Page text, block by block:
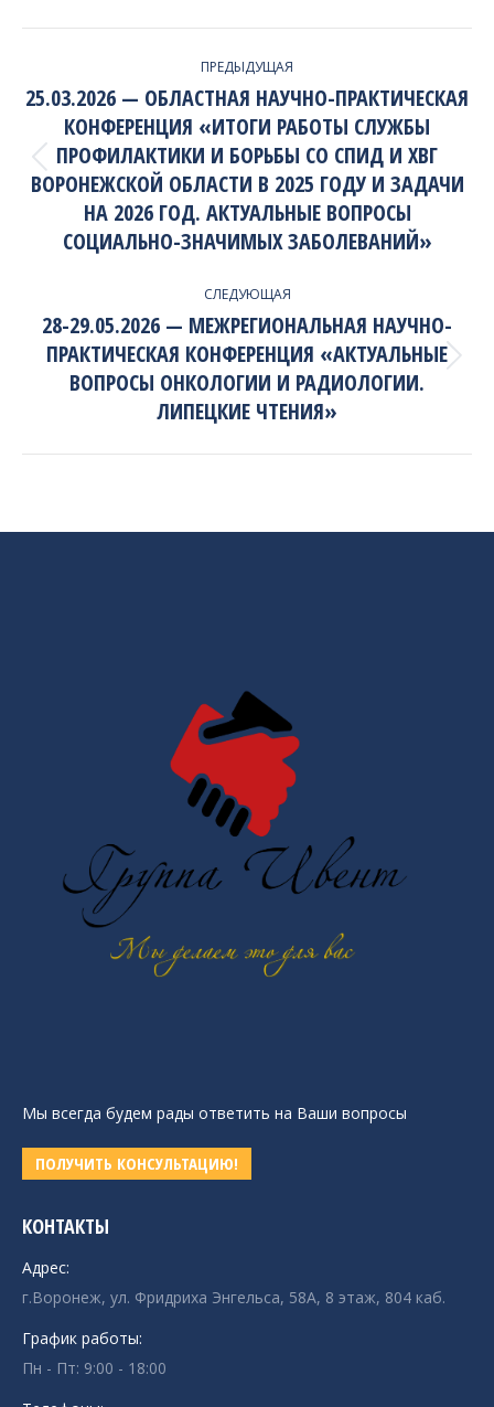
NAVIGATION
ПРЕДЫДУЩАЯ
Previous
project:
25.03.2026 — ОБЛАСТНАЯ НАУЧНО-ПРАКТИЧЕСКАЯ
КОНФЕРЕНЦИЯ «ИТОГИ РАБОТЫ СЛУЖБЫ
ПРОФИЛАКТИКИ И БОРЬБЫ СО СПИД И ХВГ
ВОРОНЕЖСКОЙ ОБЛАСТИ В 2025 ГОДУ И ЗАДАЧИ
НА 2026 ГОД. АКТУАЛЬНЫЕ ВОПРОСЫ
СОЦИАЛЬНО-ЗНАЧИМЫХ ЗАБОЛЕВАНИЙ»
СЛЕДУЮЩАЯ
Next
project:
28-29.05.2026 — МЕЖРЕГИОНАЛЬНАЯ НАУЧНО-
ПРАКТИЧЕСКАЯ КОНФЕРЕНЦИЯ «АКТУАЛЬНЫЕ
ВОПРОСЫ ОНКОЛОГИИ И РАДИОЛОГИИ.
ЛИПЕЦКИЕ ЧТЕНИЯ»
Мы всегда будем рады ответить на Ваши вопросы
ПОЛУЧИТЬ КОНСУЛЬТАЦИЮ!
КОНТАКТЫ
Адрес:
г.Воронеж, ул. Фридриха Энгельса, 58А, 8 этаж, 804 каб.
График работы:
Пн - Пт: 9:00 - 18:00